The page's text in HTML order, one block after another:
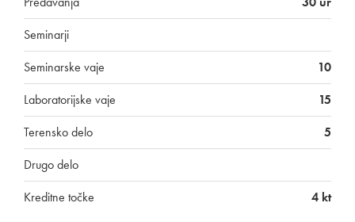
Seminarji
Seminarske vaje
10
Laboratorijske vaje
15
Terensko delo
5
Drugo delo
Kreditne točke
4 kt